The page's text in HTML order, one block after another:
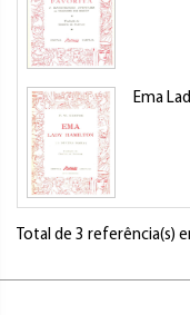
Ema
Total de 3 referência(s)